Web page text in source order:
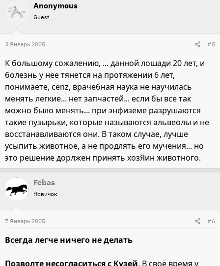
Anonymous
Guest
3 Январь 2005 #5
К большому сожалению, ... данной лошади 20 лет, и
болезнь у нее тянется на протяжении 6 лет,
понимаете, cenz, врачебная наука не научилась
менять легкие... нет запчастей... если бы все так
можно было менять... при энфиземе разрушаются
такие пузырьки, которые называются альвеолы и не
восстанавливаются они. В таком случае, лучше
усыпить животное, а не продлять его мучения... но
это решение дорлжен принять хозЯин животного.
Febas
Новичок
7 Январь 2005 #6
Всегда легче ничего не делать
Позволте несогласиться с Кузей. В своё время у